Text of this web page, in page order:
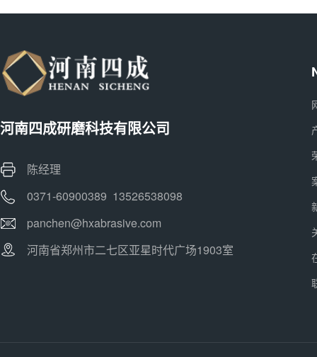
河南四成研磨科技有限公司
陈经理
0371-60900389 13526538098
panchen@hxabrasive.com
河南省郑州市二七区亚星时代广场1903室